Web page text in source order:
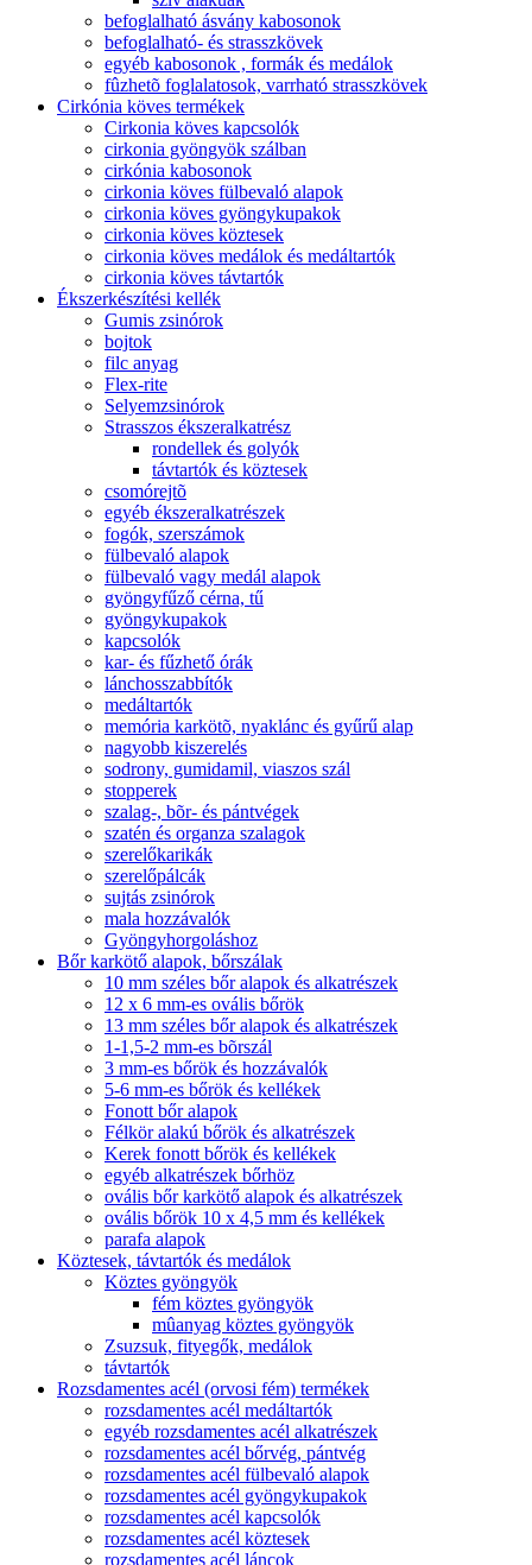
befoglalható ásvány kabosonok
befoglalható- és strasszkövek
egyéb kabosonok , formák és medálok
fûzhetõ foglalatosok, varrható strasszkövek
Cirkónia köves termékek
Cirkonia köves kapcsolók
cirkonia gyöngyök szálban
cirkónia kabosonok
cirkonia köves fülbevaló alapok
cirkonia köves gyöngykupakok
cirkonia köves köztesek
cirkonia köves medálok és medáltartók
cirkonia köves távtartók
Ékszerkészítési kellék
Gumis zsinórok
bojtok
filc anyag
Flex-rite
Selyemzsinórok
Strasszos ékszeralkatrész
rondellek és golyók
távtartók és köztesek
csomórejtõ
egyéb ékszeralkatrészek
fogók, szerszámok
fülbevaló alapok
fülbevaló vagy medál alapok
gyöngyfűző cérna, tű
gyöngykupakok
kapcsolók
kar- és fűzhető órák
lánchosszabbítók
medáltartók
memória karkötõ, nyaklánc és gyűrű alap
nagyobb kiszerelés
sodrony, gumidamil, viaszos szál
stopperek
szalag-, bõr- és pántvégek
szatén és organza szalagok
szerelőkarikák
szerelőpálcák
sujtás zsinórok
mala hozzávalók
Gyöngyhorgoláshoz
Bőr karkötő alapok, bőrszálak
10 mm széles bőr alapok és alkatrészek
12 x 6 mm-es ovális bőrök
13 mm széles bőr alapok és alkatrészek
1-1,5-2 mm-es bõrszál
3 mm-es bőrök és hozzávalók
5-6 mm-es bőrök és kellékek
Fonott bőr alapok
Félkör alakú bőrök és alkatrészek
Kerek fonott bőrök és kellékek
egyéb alkatrészek bőrhöz
ovális bőr karkötő alapok és alkatrészek
ovális bőrök 10 x 4,5 mm és kellékek
parafa alapok
Köztesek, távtartók és medálok
Köztes gyöngyök
fém köztes gyöngyök
mûanyag köztes gyöngyök
Zsuzsuk, fityegők, medálok
távtartók
Rozsdamentes acél (orvosi fém) termékek
rozsdamentes acél medáltartók
egyéb rozsdamentes acél alkatrészek
rozsdamentes acél bőrvég, pántvég
rozsdamentes acél fülbevaló alapok
rozsdamentes acél gyöngykupakok
rozsdamentes acél kapcsolók
rozsdamentes acél köztesek
rozsdamentes acél láncok